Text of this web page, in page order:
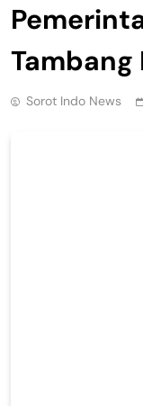
Tambang
Sorot Indo News